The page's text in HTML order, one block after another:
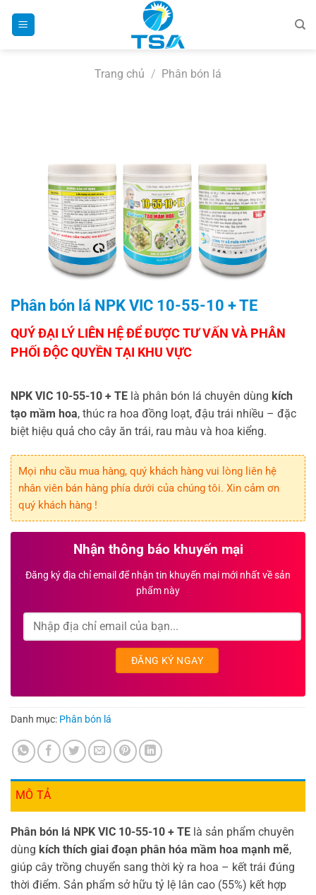
Trang chủ / Phân bón lá
Phân bón lá NPK VIC 10-55-10 + TE
NPK VIC 10-55-10 + TE là phân bón lá chuyên dùng kích
tạo mầm hoa, thúc ra hoa đồng loạt, đậu trái nhiều – đặc
biệt hiệu quả cho cây ăn trái, rau màu và hoa kiểng.
Mọi nhu cầu mua hàng, quý khách hàng vui lòng liên hệ
nhân viên bán hàng phía dưới của chúng tôi. Xin cảm ơn
quý khách hàng !
Nhận thông báo khuyến mại
Đăng ký địa chỉ email để nhận tin khuyến mại mới nhất về sản
phẩm này
Danh mục: Phân bón lá
MÔ TẢ
Phân bón lá NPK VIC 10-55-10 + TE là sản phẩm chuyên
dùng kích thích giai đoạn phân hóa mầm hoa mạnh mẽ,
giúp cây trồng chuyển sang thời kỳ ra hoa – kết trái đúng
thời điểm. Sản phẩm sở hữu tỷ lệ lân cao (55%) kết hợp